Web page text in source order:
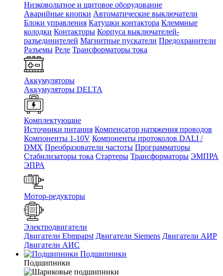
Низковольтное и щитовое оборудование
Аварийные кнопки Автоматические выключатели
Блоки управления Катушки контактора Клеммные
колодки Контакторы Корпуса выключателей-
разъединителей Магнитные пускатели Предохранители
Разъемы Реле Трансформаторы тока
Аккумуляторы
Аккумуляторы DELTA
Комплектующие
Источники питания Компенсатор натяжения проводов
Компоненты 1-10V Компоненты протоколов DALI /
DMX Преобразователи частоты Программаторы
Стабилизаторы тока Стартеры Трансформаторы ЭМПРА
ЭПРА
Мотор-редукторы
Электродвигатели
Двигатели Ebmpapst Двигатели Siemens Двигатели АИР
Двигатели АИС
Подшипники
Подшипники